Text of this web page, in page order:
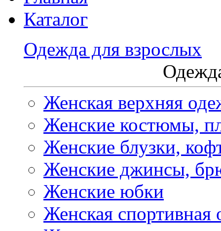
Каталог
Одежда для взрослых
Женская верхняя
Женские костюмы,
Женские блузки,
Женские джинсы,
Женские юбки
Женская спортивная